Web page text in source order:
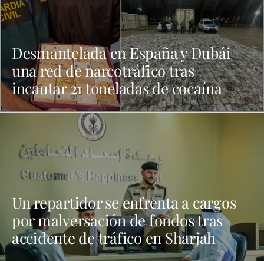
Desmantelada en España y Dubái
una red de narcotráfico tras
incautar 21 toneladas de cocaína
Un repartidor se enfrenta a cargos
por malversación de fondos tras
accidente de tráfico en Sharjah